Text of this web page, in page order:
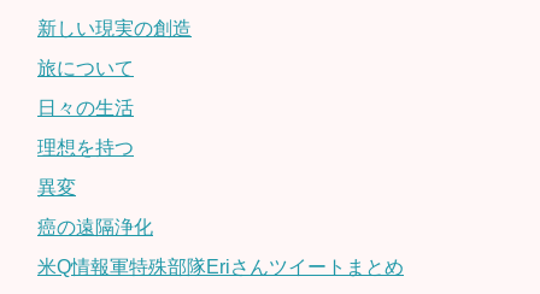
新しい現実の創造
旅について
日々の生活
理想を持つ
異変
癌の遠隔浄化
米Q情報軍特殊部隊Eriさんツイートまとめ